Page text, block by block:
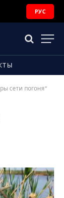
РУС
сети погоня"